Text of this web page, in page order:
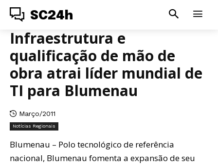
SC24h
Infraestrutura e
qualificação de mão de
obra atrai líder mundial de
TI para Blumenau
Março/2011
Notícias Regionais
Blumenau – Polo tecnológico de referência
nacional, Blumenau fomenta a expansão de seu